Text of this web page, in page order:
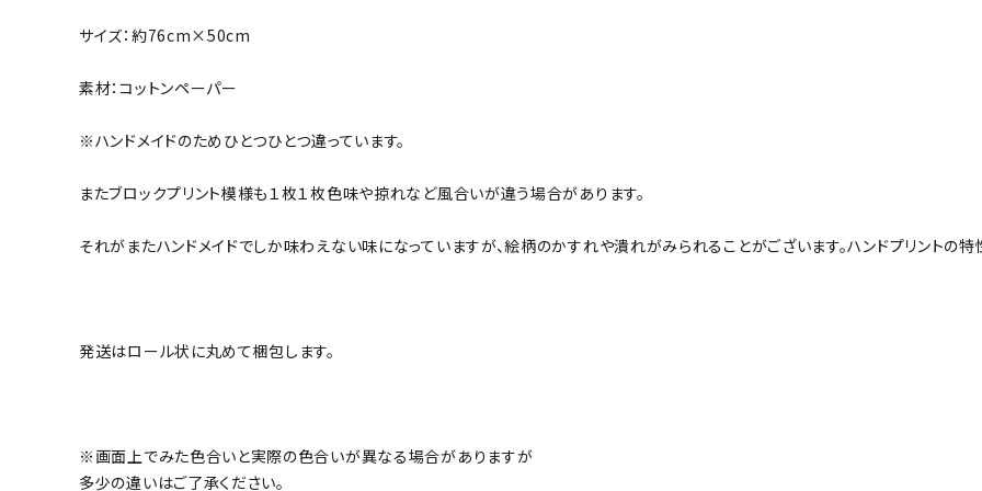
サイズ：約76cm×50cm
素材：コットンペーパー
※ハンドメイドのためひとつひとつ違っています。
またブロックプリント模様も１枚１枚色味や掠れなど風合いが違う場合があります。
それがまたハンドメイドでしか味わえない味になっていますが、絵柄のかすれや潰れがみられることがございます。ハンドプリントの
発送はロール状に丸めて梱包します。
※画面上でみた色合いと実際の色合いが異なる場合がありますが
多少の違いはご了承ください。